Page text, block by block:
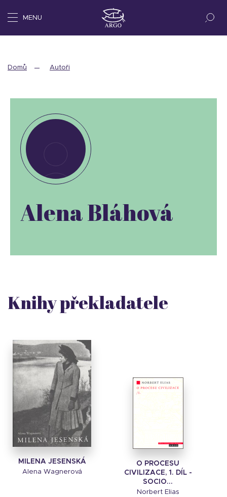
MENU
Domů Autoři
Alena Bláhová
Knihy překladatele
MILENA JESENSKÁ
Alena Wagnerová
O PROCESU
CIVILIZACE, 1. DÍL -
SOCIO...
Norbert Elias